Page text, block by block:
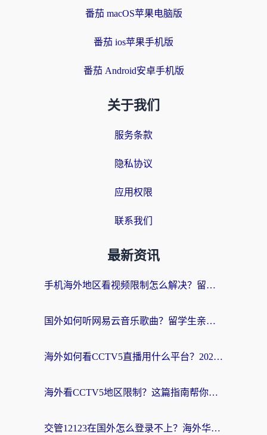
番茄 macOS苹果电脑版
番茄 ios苹果手机版
番茄 Android安卓手机版
关于我们
服务条款
隐私协议
应用权限
联系我们
最新资讯
手机海外地区看视频限制怎么解决？留学生亲测有效的回国加速器指南
国外如何听网易云音乐歌曲？留学生亲测有效的回国加速方案
海外如何看CCTV5直播用什么平台？2026最新指南：看欧洲杯、中超、奥运不再卡
海外看CCTV5地区限制？这篇指南帮你流畅看欧洲杯、NBA还听中文解说
交管12123在国外怎么登录不上？海外华人必看的回国加速器选择指南